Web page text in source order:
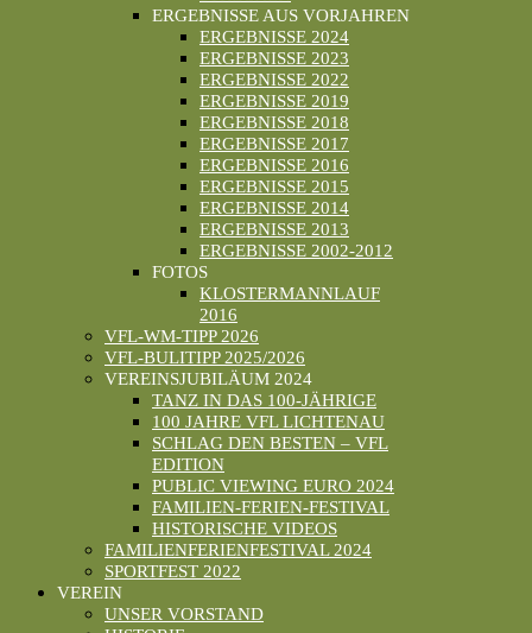
ERGEBNISSE AUS VORJAHREN
ERGEBNISSE 2024
ERGEBNISSE 2023
ERGEBNISSE 2022
ERGEBNISSE 2019
ERGEBNISSE 2018
ERGEBNISSE 2017
ERGEBNISSE 2016
ERGEBNISSE 2015
ERGEBNISSE 2014
ERGEBNISSE 2013
ERGEBNISSE 2002-2012
FOTOS
KLOSTERMANNLAUF
2016
VFL-WM-TIPP 2026
VFL-BULITIPP 2025/2026
VEREINSJUBILÄUM 2024
TANZ IN DAS 100-JÄHRIGE
100 JAHRE VFL LICHTENAU
SCHLAG DEN BESTEN – VFL
EDITION
PUBLIC VIEWING EURO 2024
FAMILIEN-FERIEN-FESTIVAL
HISTORISCHE VIDEOS
FAMILIENFERIENFESTIVAL 2024
SPORTFEST 2022
VEREIN
UNSER VORSTAND